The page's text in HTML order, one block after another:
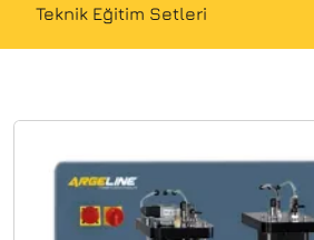
Teknik Eğitim Setleri